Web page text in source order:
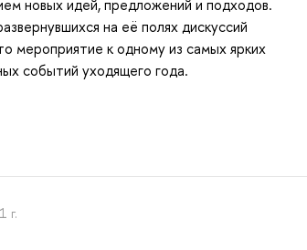
новых идей, предложений и подходов.
на её полях дискуссий
мероприятие к одному из самых ярких
событий уходящего года.
г.